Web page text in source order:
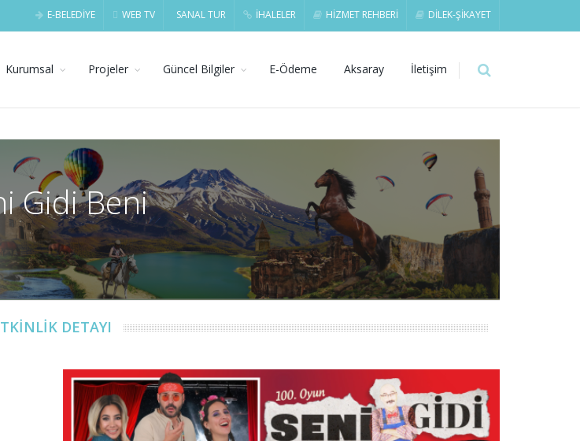
E-BELEDİYE WEB TV SANAL TUR İHALELER HİZMET REHBERİ DİLEK-ŞİKAYET
Kurumsal Projeler Güncel Bilgiler E-Ödeme Aksaray İletişim
Gidi Beni
DETAYI